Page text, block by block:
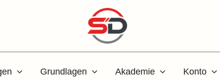
Grundlagen Akademie Konto